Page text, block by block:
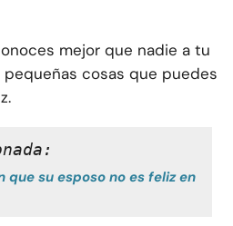
mejor que nadie a tu
cosas que puedes
que su esposo no es feliz en